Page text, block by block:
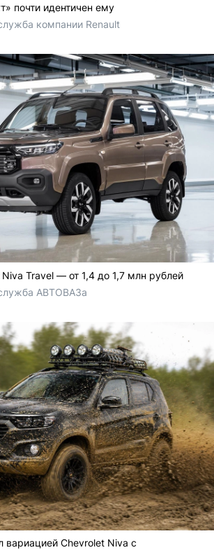
почти идентичен ему
компании Renault
Travel — от 1,4 до 1,7 млн рублей
АВТОВАЗа
вариацией Chevrolet Niva с